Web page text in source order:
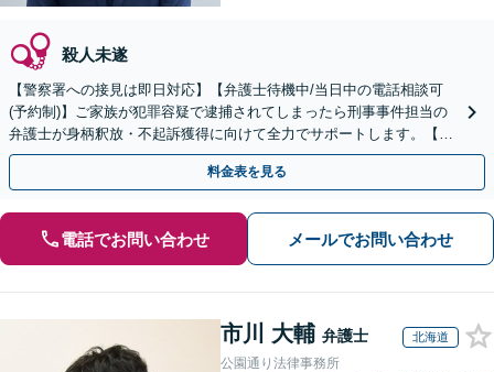
殺人未遂
【警察署への接見は即日対応】【弁護士待機中/当日中の電話相談可
(予約制)】ご家族が犯罪容疑で逮捕されてしまったら刑事事件担当の
弁護士が身柄釈放・不起訴獲得に向けて全力でサポートします。【毎
月100名以上の相談実績】【千葉県対応】
料金表を見る
電話でお問い合わせ メールでお問い合わせ
市川 大輔 弁護士 北海道
公園通り法律事務所